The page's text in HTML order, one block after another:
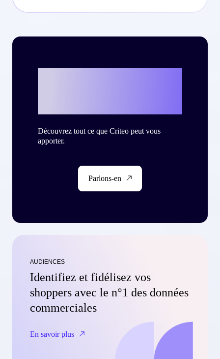
Découvrez tout ce que Criteo peut vous
apporter.
Parlons-en
AUDIENCES
Identifiez et fidélisez vos
shoppers avec le n°1 des données
commerciales
En savoir plus